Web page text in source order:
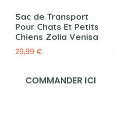
Sac de Transport
Pour Chats Et Petits
Chiens Zolia Venisa
29,99 €
COMMANDER ICI